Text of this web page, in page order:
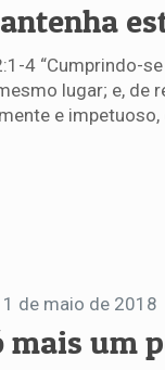
4 “Cumprindo-
lugar; e, de
e
de maio de 2018
mais um